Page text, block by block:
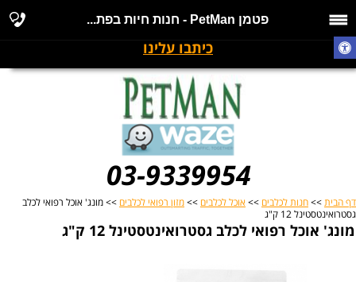
פטמן PetMan - חנות חיות בפת...
כיתבו עלינו
03-9339954
דף הבית >> חנות לכלבים >> אוכל לכלבים >> מזון רפואי לכלבים >> מונג' אוכל רפואי לכלב
גסטרואינטסטינל 12 ק"ג
מונג' אוכל רפואי לכלב גסטרואינטסטינל 12 ק"ג